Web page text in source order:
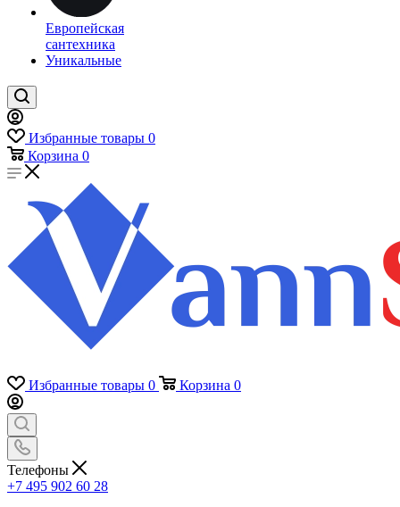
Европейская
сантехника
Уникальные
Избранные товары 0
Корзина 0
Избранные товары 0 Корзина 0
Телефоны
+7 495 902 60 28